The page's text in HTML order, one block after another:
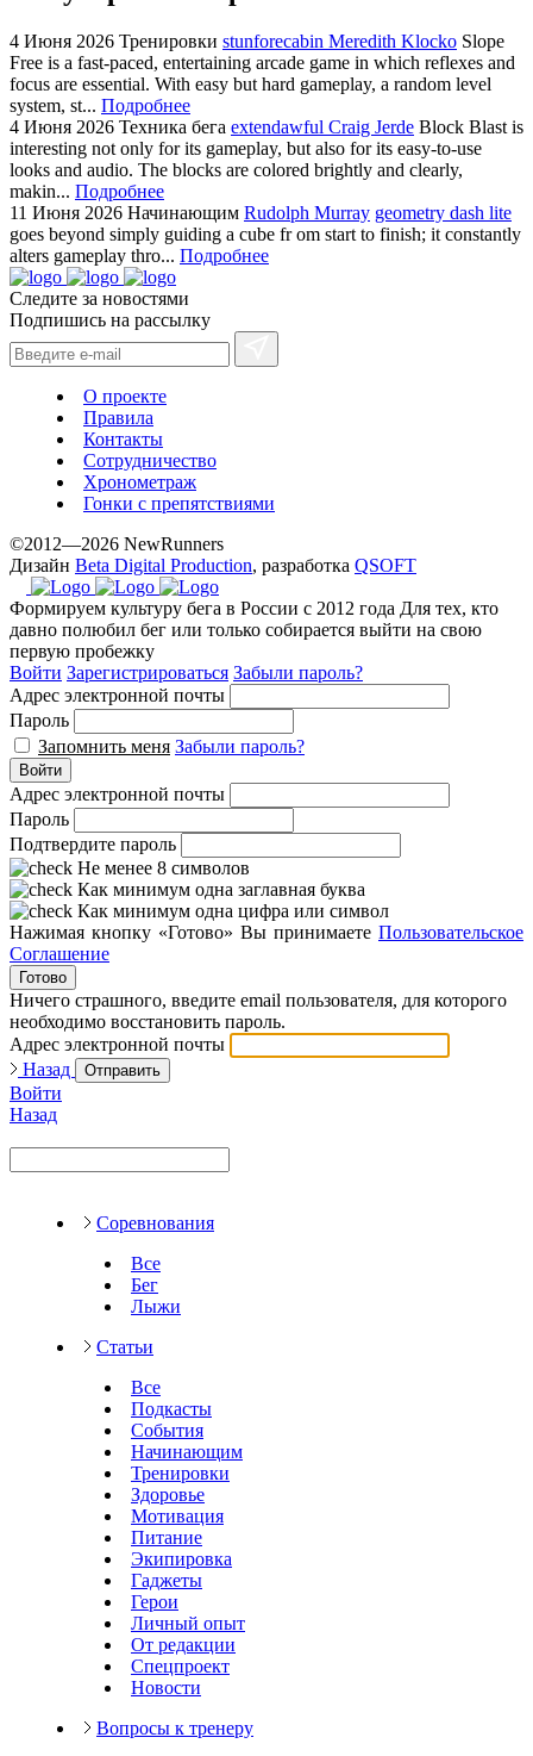
4 Июня 2026 Тренировки stunforecabin Meredith Klocko Slope
Free is a fast-paced, entertaining arcade game in which reflexes and
focus are essential. With easy but hard gameplay, a random level
system, st... Подробнее
4 Июня 2026 Техника бега extendawful Craig Jerde Block Blast is
interesting not only for its gameplay, but also for its easy-to-use
looks and audio. The blocks are colored brightly and clearly,
makin... Подробнее
11 Июня 2026 Начинающим Rudolph Murray geometry dash lite
goes beyond simply guiding a cube fr om start to finish; it constantly
alters gameplay thro... Подробнее
Следите за новостями
Подпишись на рассылку
О проекте
Правила
Контакты
Сотрудничество
Хронометраж
Гонки с препятствиями
©2012—2026 NewRunners
Дизайн Beta Digital Production, разработка QSOFT
Формируем культуру бега в России с 2012 года Для тех, кто
давно полюбил бег или только собирается выйти на свою
первую пробежку
Войти Зарегистрироваться Забыли пароль?
Адрес электронной почты
Пароль
Запомнить меня Забыли пароль?
Войти
Адрес электронной почты
Пароль
Подтвердите пароль
Не менее 8 символов
Как минимум одна заглавная буква
Как минимум одна цифра или символ
Нажимая кнопку «Готово» Вы принимаете Пользовательское
Соглашение
Готово
Ничего страшного, введите email пользователя, для которого
необходимо восстановить пароль.
Адрес электронной почты
Назад
Отправить
Войти
Назад
Соревнования
Все
Бег
Лыжи
Статьи
Все
Подкасты
События
Начинающим
Тренировки
Здоровье
Мотивация
Питание
Экипировка
Гаджеты
Герои
Личный опыт
От редакции
Спецпроект
Новости
Вопросы к тренеру